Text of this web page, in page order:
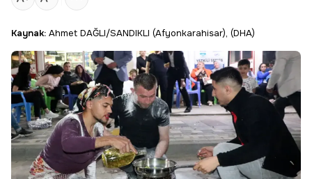
Kaynak: Ahmet DAĞLI/SANDIKLI (Afyonkarahisar), (DHA)